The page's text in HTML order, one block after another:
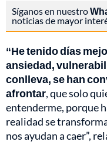
Síganos en nuestro
noticias de mayor
“He tenido días
ansiedad,
conlleva, se han
afrontar, que solo
entenderme, porque
realidad se
nos ayudan a caer”,